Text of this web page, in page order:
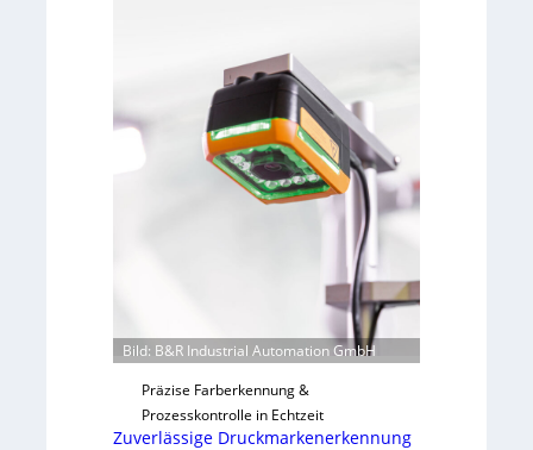
o
H
a
i
b
u
t
F
n
u
Bild: B&R Industrial Automation GmbH
Präzise Farberkennung &
Prozesskontrolle in Echtzeit
Zuverlässige Druckmarkenerkennung